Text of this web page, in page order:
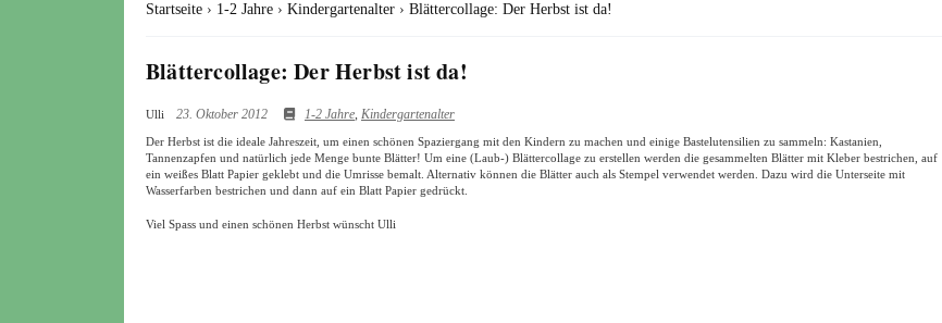
Startseite › 1-2 Jahre › Kindergartenalter › Blättercollage: Der Herbst ist da!
Blättercollage: Der Herbst ist da!
Ulli 23. Oktober 2012 1-2 Jahre, Kindergartenalter
Der Herbst ist die ideale Jahreszeit, um einen schönen Spaziergang mit den Kindern zu machen und einige Bastelutensilien zu sammeln: Kastanien,
Tannenzapfen und natürlich jede Menge bunte Blätter! Um eine (Laub-) Blättercollage zu erstellen werden die gesammelten Blätter mit Kleber bestrichen, auf
ein weißes Blatt Papier geklebt und die Umrisse bemalt. Alternativ können die Blätter auch als Stempel verwendet werden. Dazu wird die Unterseite mit
Wasserfarben bestrichen und dann auf ein Blatt Papier gedrückt.
Viel Spass und einen schönen Herbst wünscht Ulli